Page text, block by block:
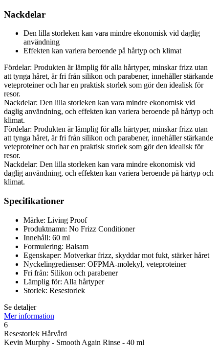
Nackdelar
Den lilla storleken kan vara mindre ekonomisk vid daglig
användning
Effekten kan variera beroende på hårtyp och klimat
Fördelar: Produkten är lämplig för alla hårtyper, minskar frizz utan
att tynga håret, är fri från silikon och parabener, innehåller stärkande
veteproteiner och har en praktisk storlek som gör den idealisk för
resor.
Nackdelar: Den lilla storleken kan vara mindre ekonomisk vid
daglig användning, och effekten kan variera beroende på hårtyp och
klimat.
Fördelar: Produkten är lämplig för alla hårtyper, minskar frizz utan
att tynga håret, är fri från silikon och parabener, innehåller stärkande
veteproteiner och har en praktisk storlek som gör den idealisk för
resor.
Nackdelar: Den lilla storleken kan vara mindre ekonomisk vid
daglig användning, och effekten kan variera beroende på hårtyp och
klimat.
Specifikationer
Märke: Living Proof
Produktnamn: No Frizz Conditioner
Innehåll: 60 ml
Formulering: Balsam
Egenskaper: Motverkar frizz, skyddar mot fukt, stärker håret
Nyckelingredienser: OFPMA-molekyl, veteproteiner
Fri från: Silikon och parabener
Lämplig för: Alla hårtyper
Storlek: Resestorlek
Se detaljer
Mer information
6
Resestorlek Hårvård
Kevin Murphy - Smooth Again Rinse - 40 ml